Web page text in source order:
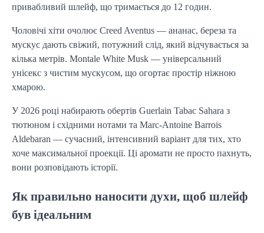
привабливий шлейф, що тримається до 12 годин.
Чоловічі хіти очолює Creed Aventus — ананас, береза та
мускус дають свіжий, потужний слід, який відчувається за
кілька метрів. Montale White Musk — універсальний
унісекс з чистим мускусом, що огортає простір ніжною
хмарою.
У 2026 році набирають обертів Guerlain Tabac Sahara з
тютюном і східними нотами та Marc-Antoine Barrois
Aldebaran — сучасний, інтенсивний варіант для тих, хто
хоче максимальної проекції. Ці аромати не просто пахнуть,
вони розповідають історії.
Як правильно наносити духи, щоб шлейф
був ідеальним